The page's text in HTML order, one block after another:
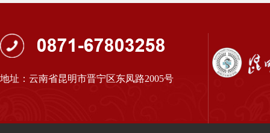
地址：云南省昆明市晋宁区东凤路2005号